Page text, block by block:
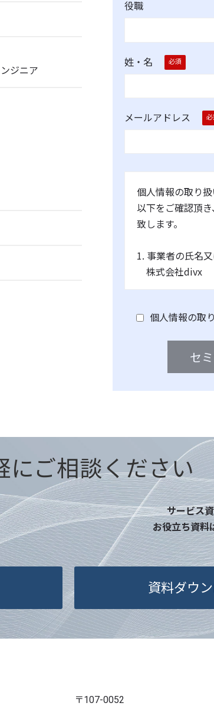
ジニア
役職
姓・名
メールアドレス
個人情報の取り
以下をご確認頂
致します。
1. 事業者の氏名
株式会社divx
名又は職名、所
連絡先：
・本サービスに
め
4. 個人情報取扱
当社は事業運営
に限り、個人情
この場合、個人
し、個人情報の
5. 個人情報の開
ご本人様は、当
示等（利用目的
個人情報の取
にご相談ください
サービス
お役立ち資料
資料ダウ
〒107-0052